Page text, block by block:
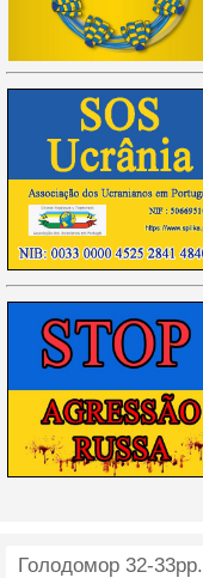
Голодомор 32-33рр.